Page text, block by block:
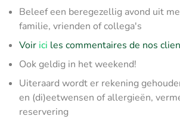
Beleef een beregezellig avond uit
familie, vrienden of collega's
Voir ici les commentaires de nos
Ook geldig in het weekend!
Uiteraard wordt er rekening
en (di)eetwensen of allergieën,
reservering